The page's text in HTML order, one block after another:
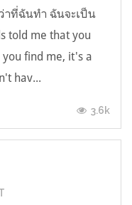
าที่ฉันทำ ฉันจะเป็น
told me that you
you find me, it's a
hav...
3.6k